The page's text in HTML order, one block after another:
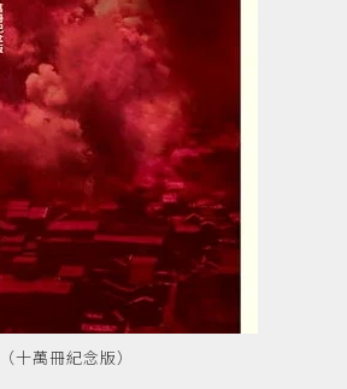
十萬冊紀念版）